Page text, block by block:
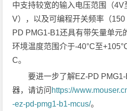
中支持较宽的输入电压范围（
V），以及可编程开关频率（
PD PMG1-B1还具有带矢量单元
环境温度范围介于-40°C至
C。
要进一步了解EZ-PD
器，请访问 https://
-ez-pd-pmg1-b1-mcus/。